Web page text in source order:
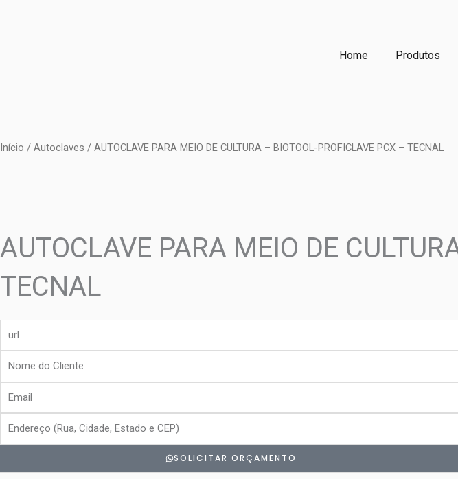
Home Produtos
Início / Autoclaves / AUTOCLAVE PARA MEIO DE CULTURA – BIOTOOL-PROFICLAVE PCX – TECNAL
AUTOCLAVE PARA MEIO DE
TECNAL
Nome
do
Cliente
Email
Endereço
SOLICITAR ORÇAMENTO